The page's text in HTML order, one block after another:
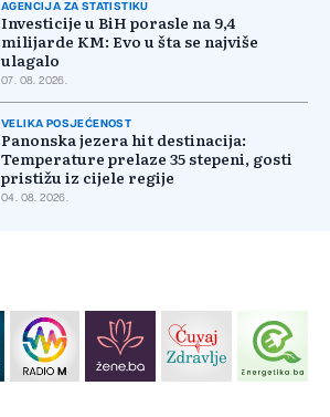
AGENCIJA ZA STATISTIKU
Investicije u BiH porasle na 9,4
milijarde KM: Evo u šta se najviše
ulagalo
07. 08. 2026.
VELIKA POSJEĆENOST
Panonska jezera hit destinacija:
Temperature prelaze 35 stepeni, gosti
pristižu iz cijele regije
04. 08. 2026.